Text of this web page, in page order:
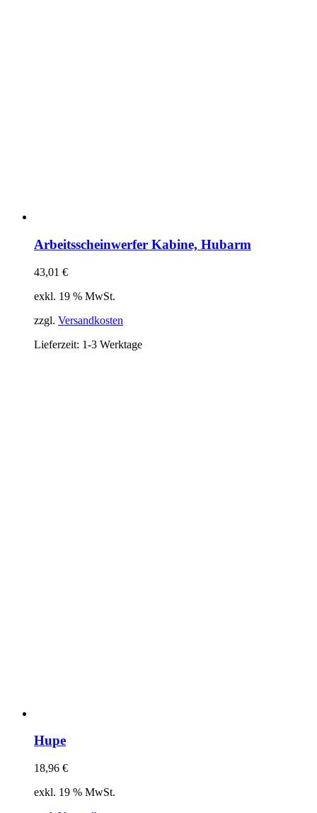
Arbeitsscheinwerfer Kabine, Hubarm
43,01 €
exkl. 19 % MwSt.
zzgl. Versandkosten
Lieferzeit: 1-3 Werktage
Hupe
18,96 €
exkl. 19 % MwSt.